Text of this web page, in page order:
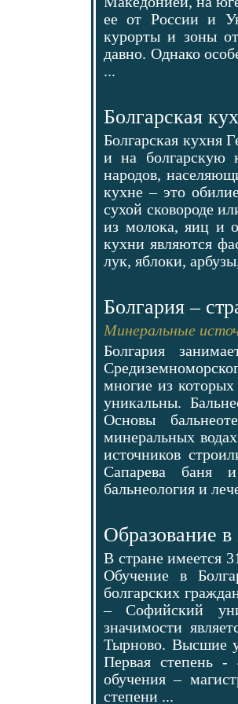
ее от России и
курорты и зоны
давно. Однако
...
Болгарская
Болгарская кухня
и на болгарскую
народов,
кухне – это
сухой сковороде
из молока, яиц и
кухни являются
лук, яблоки,
Болгария –
Минеральные
Болгария
многие из
уникальны.
Основы
минеральных
источников
Сапарева баня
бальнеология и
Образование
В стране имеется
Обучение в
болгарских
– Софийский
значимости
Тырново. Высшие
Первая степень -
обучения –
степени ...